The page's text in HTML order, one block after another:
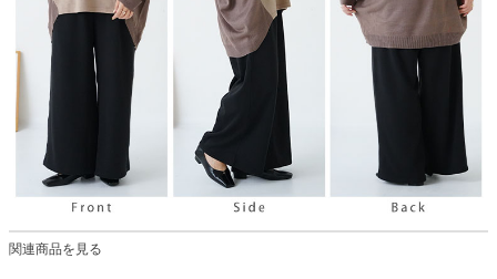
関連商品を見る